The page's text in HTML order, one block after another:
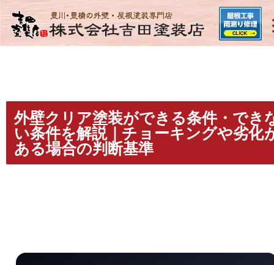
外壁クリア塗装ができる条件・でき
い条件を解説｜チョーキングや劣化
ある場合の判断基準